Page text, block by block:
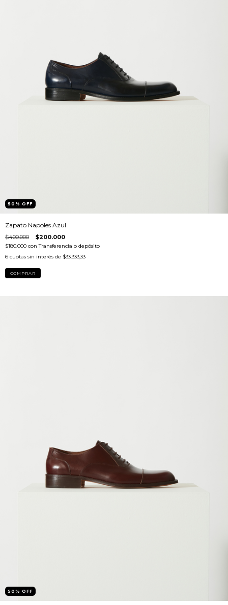
50 % OFF
Zapato Napoles Azul
$400.000 $200.000
$180.000 con Transferencia o depósito
6 cuotas sin interés de $33.333,33
COMPRAR
50 % OFF